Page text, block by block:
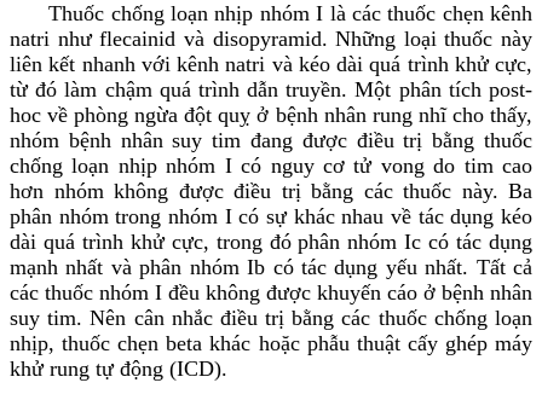
Thuốc chống loạn nhịp nhóm I là các thuốc chẹn kênh
natri như flecainid và disopyramid. Những loại thuốc này
liên kết nhanh với kênh natri và kéo dài quá trình khử cực,
từ đó làm chậm quá trình dẫn truyền. Một phân tích post-
hoc về phòng ngừa đột quỵ ở bệnh nhân rung nhĩ cho thấy,
nhóm bệnh nhân suy tim đang được điều trị bằng thuốc
chống loạn nhịp nhóm I có nguy cơ tử vong do tim cao
hơn nhóm không được điều trị bằng các thuốc này. Ba
phân nhóm trong nhóm I có sự khác nhau về tác dụng kéo
dài quá trình khử cực, trong đó phân nhóm Ic có tác dụng
mạnh nhất và phân nhóm Ib có tác dụng yếu nhất. Tất cả
các thuốc nhóm I đều không được khuyến cáo ở bệnh nhân
suy tim. Nên cân nhắc điều trị bằng các thuốc chống loạn
nhịp, thuốc chẹn beta khác hoặc phẫu thuật cấy ghép máy
khử rung tự động (ICD).